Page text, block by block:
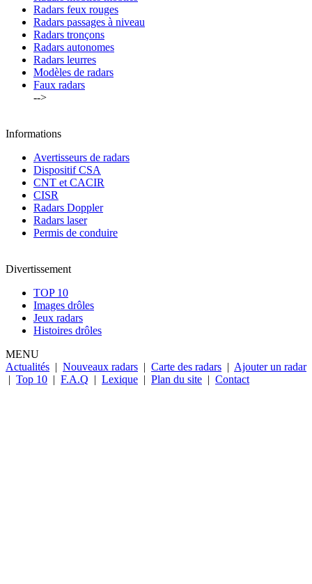
Radars feux rouges
Radars passages à niveau
Radars tronçons
Radars autonomes
Radars leurres
Modèles de radars
Faux radars
-->
Informations
Avertisseurs de radars
Dispositif CSA
CNT et CACIR
CISR
Radars Doppler
Radars laser
Permis de conduire
Divertissement
TOP 10
Images drôles
Jeux radars
Histoires drôles
MENU
Actualités | Nouveaux radars | Carte des radars | Ajouter un radar
| Top 10 | F.A.Q | Lexique | Plan du site | Contact